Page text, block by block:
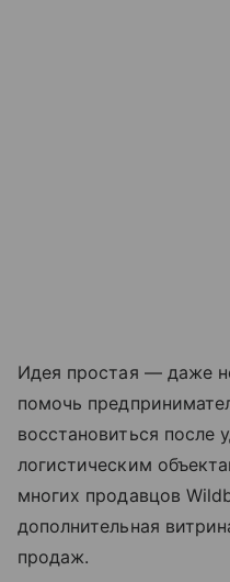
Идея простая — даже
помочь
восстановиться после
логистическим
многих продавцов
дополнительная
продаж.